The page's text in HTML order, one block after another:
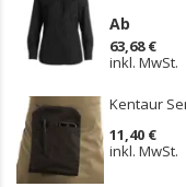
Ab
63,68 €
inkl. MwSt.
Kentaur
11,40 €
inkl. MwSt.